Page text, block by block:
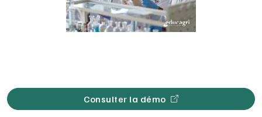
Consulter la démo